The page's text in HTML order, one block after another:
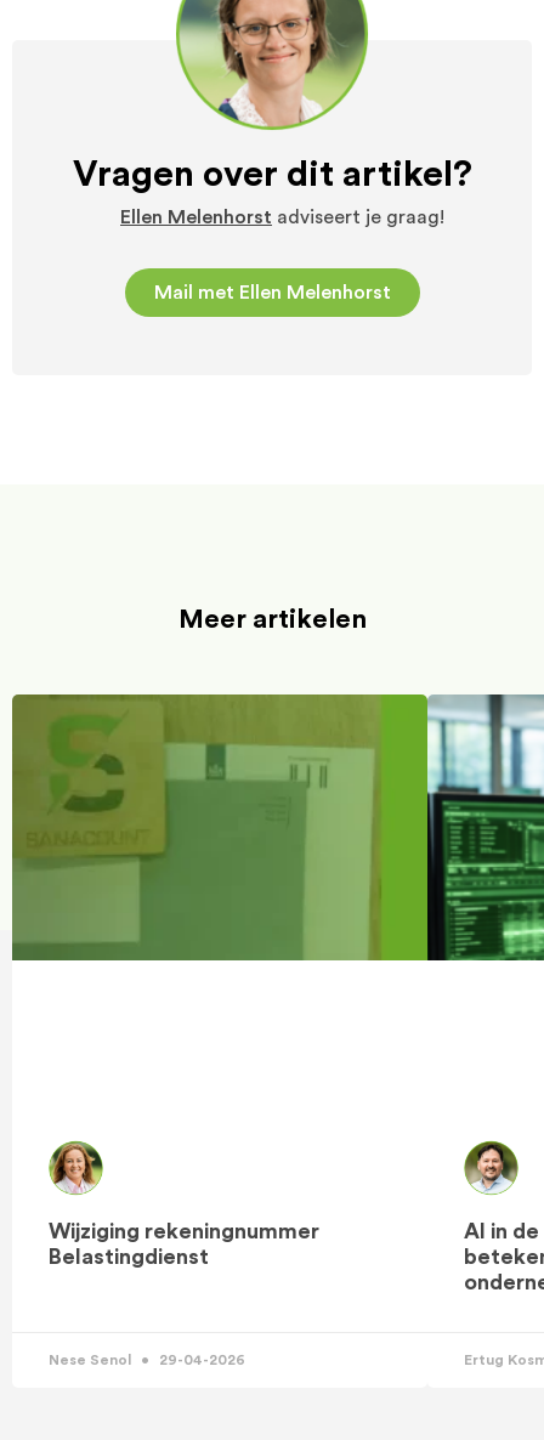
Vragen over dit artikel?
Ellen Melenhorst adviseert je graag!
Mail met Ellen Melenhorst
Meer artikelen
Wijziging rekeningnummer
Belastingdienst
Nese Senol 29-04-2026
AI in
Ertug